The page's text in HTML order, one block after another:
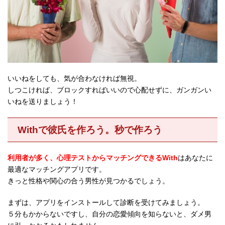
いいねをしても、気が合わなければ無視。
しつこければ、ブロックすればいいので心配せずに、ガンガンい
いねを送りましょう！
Withで彼氏を作ろう。秒で作ろう
利用者が多く、心理テストからマッチングできるWithはあなたに
最適なマッチングアプリです。
きっと性格や関心の合う男性が見つかるでしょう。
まずは、アプリをインストールして診断を受けてみましょう。
５分もかからないですし、自分の恋愛傾向を知らないと、ダメ男